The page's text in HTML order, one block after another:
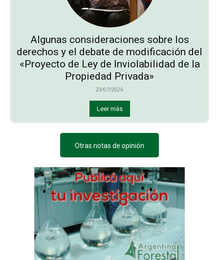
Algunas consideraciones sobre los
derechos y el debate de modificación del
«Proyecto de Ley de Inviolabilidad de la
Propiedad Privada»
23/07/2026
Leer más
Otras notas de opinión